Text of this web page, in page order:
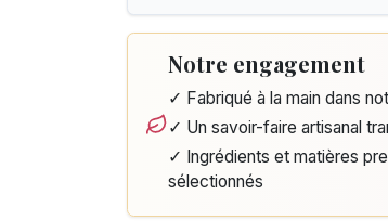
Notre engagement
✓ Fabriqué à la main dans
✓ Un savoir-faire artisanal
✓ Ingrédients et matières
sélectionnés